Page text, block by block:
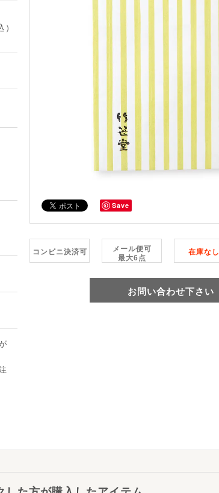
）
Save
コンビニ決済可
メール便可
最大6点
在庫なし
お問い合わせ下さい